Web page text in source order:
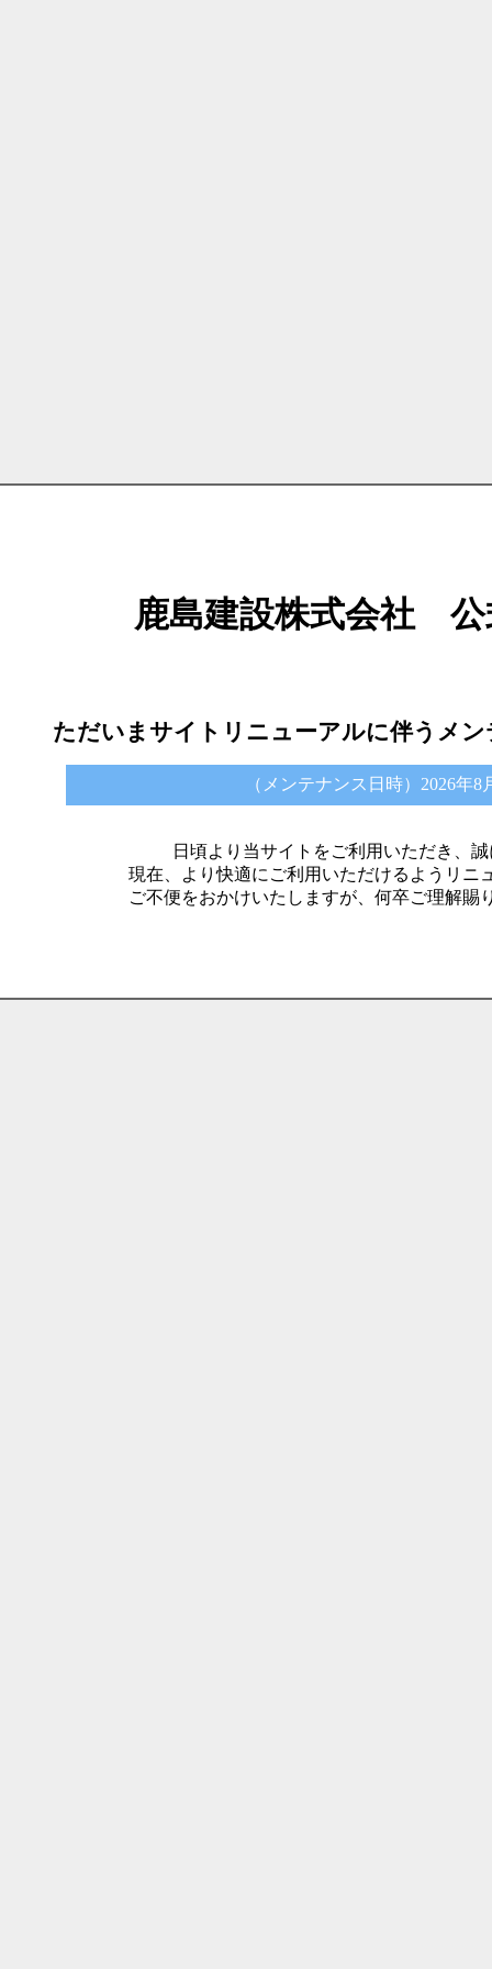
鹿島建設株式会社
ただいまサイトリニューアルに伴うメ
（メンテナンス日時）2026年8
日頃より当サイトをご利用いただき、
現在、より快適にご利用いただけるようリニ
ご不便をおかけいたしますが、何卒ご理解賜